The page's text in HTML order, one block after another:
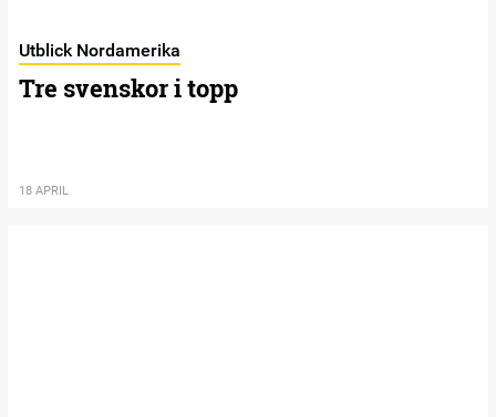
Utblick Nordamerika
Tre svenskor i topp
18 APRIL